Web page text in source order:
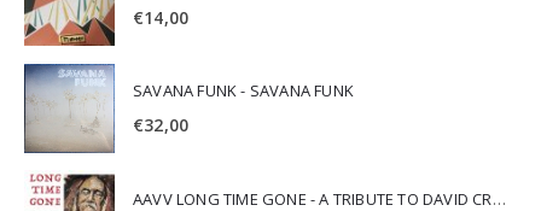
€14,00
SAVANA FUNK - SAVANA FUNK
€32,00
AAVV LONG TIME GONE - A TRIBUTE TO DAVID CROSBY